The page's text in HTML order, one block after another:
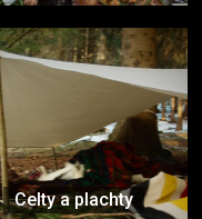
Celty a plachty